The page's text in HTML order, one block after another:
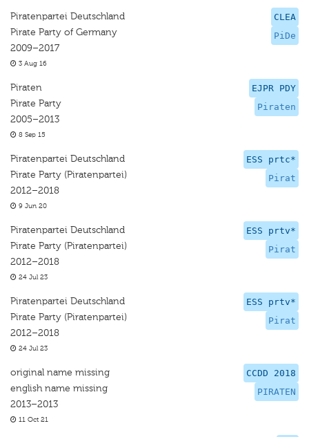
CLEA
PiDe
Piratenpartei Deutschland
Pirate Party of Germany
2009–2017
3 Aug 16
EJPR PDY
Piraten
Piraten
Pirate Party
2005–2013
8 Sep 15
ESS prtc*
Pirat
Piratenpartei Deutschland
Pirate Party (Piratenpartei)
2012–2018
9 Jun 20
ESS prtv*
Pirat
Piratenpartei Deutschland
Pirate Party (Piratenpartei)
2012–2018
24 Jul 23
ESS prtv*
Pirat
Piratenpartei Deutschland
Pirate Party (Piratenpartei)
2012–2018
24 Jul 23
CCDD 2018
PIRATEN
original name missing
english name missing
2013–2013
11 Oct 21